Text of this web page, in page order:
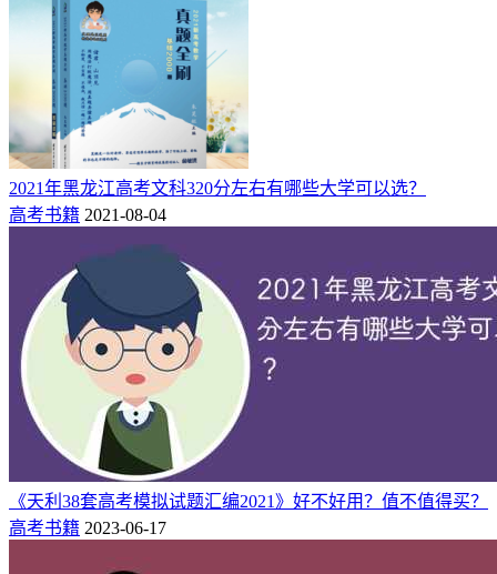
模拟，跟上老师的节奏，那么高考卷你自然就能应付自如。
网友三：
毕业几年了，课标卷省份，本科在PKU，觉得五三高考B版是
世界上最好的高考练习册。我高中三年从高一到高三除了真题
的套题只用过这么一种练习册 比较好的用法是高一开始同步
刷对应章节，偶尔有超前的知识点顺手学会就好了，毕竟内附
清单蛮详细的，更好的用法是快点把它刷完，就当自学一遍高
希望以上网友们的评价，能够帮助到你！努力就会有回报！
最后祝大家能够考试心仪的大学！
2021年黑龙江高考文科320分左右有哪些大学可以选？
高考书籍 2021-08-04
《天利38套高考模拟试题汇编2021》好不好用？值不值得买？
高考书籍 2023-06-17